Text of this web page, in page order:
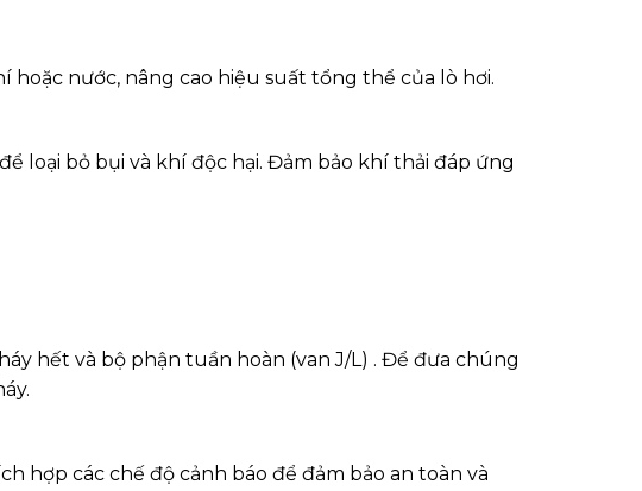
nước, nâng cao hiệu suất tổng thể của lò hơi.
loại bỏ bụi và khí độc hại. Đảm bảo khí thải đáp ứng
hết và bộ phận tuần hoàn (van J/L) . Để đưa chúng
hợp các chế độ cảnh báo để đảm bảo an toàn và